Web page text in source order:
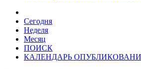
Сегодня
Неделя
Месяц
ПОИСК
КАЛЕНДАРЬ